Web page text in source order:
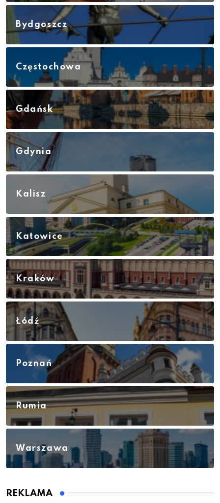
Bydgoszcz
Częstochowa
Gdańsk
Gdynia
Kalisz
Katowice
Kraków
Łódź
Poznań
Rumia
Warszawa
REKLAMA